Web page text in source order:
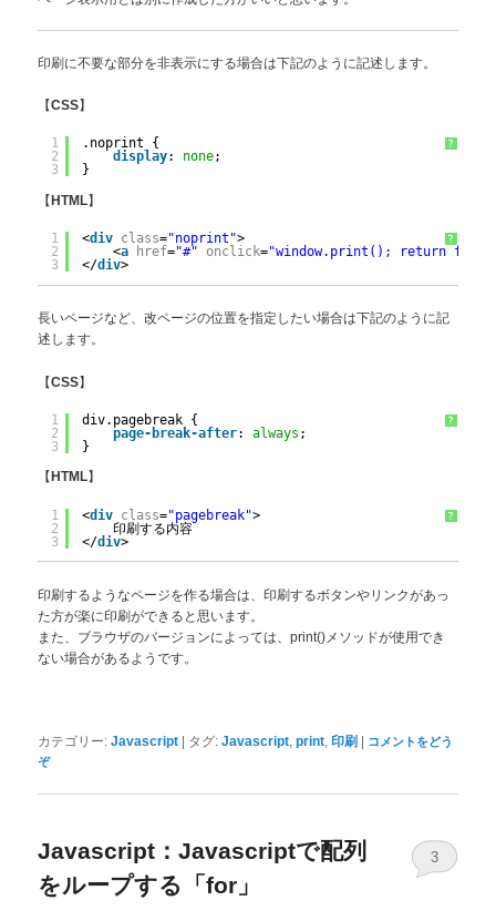
印刷に不要な部分を非表示にする場合は下記のように記述します。
【CSS】
?
1
2
3
.noprint {
display: none;
}
【 HTML】
?
1
2
3
<div class="noprint">
<a href="#" onclick="window.print(); return
</div>
長いページなど、改ページの位置を指定したい場合は下記のように記
述します。
【CSS】
?
1
2
3
div.pagebreak {
page-break-after: always ;
}
【 HTML】
?
1
2
3
<div class="pagebreak">
印刷する内容
</div>
印刷するようなページを作る場合は、印刷するボタンやリンクがあっ
た方が楽に印刷ができると思います。
また、ブラウザのバージョンによっては、print()メソッドが使用でき
ない場合があるようです。
カテゴリー: Javascript | タグ: Javascript ,print ,印刷 | コメントをどう
ぞ
Javascript：Javascriptで配列
をループする「for」
3